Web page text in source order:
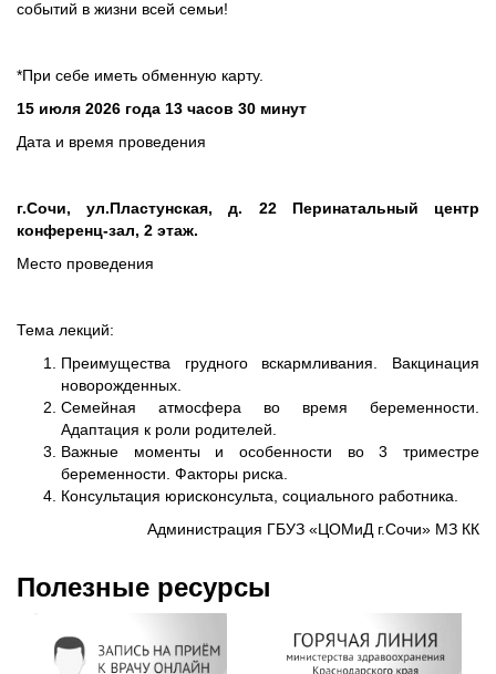
событий в жизни всей семьи!
*При себе иметь обменную карту.
15 июля 2026 года 13 часов 30 минут
Дата и время проведения
г.Сочи, ул.Пластунская, д. 22 Перинатальный центр
конференц-зал, 2 этаж.
Место проведения
Тема лекций:
Преимущества грудного вскармливания. Вакцинация
новорожденных.
Семейная атмосфера во время беременности.
Адаптация к роли родителей.
Важные моменты и особенности во 3 триместре
беременности. Факторы риска.
Консультация юрисконсульта, социального работника.
Администрация ГБУЗ «ЦОМиД г.Сочи» МЗ КК
Полезные ресурсы